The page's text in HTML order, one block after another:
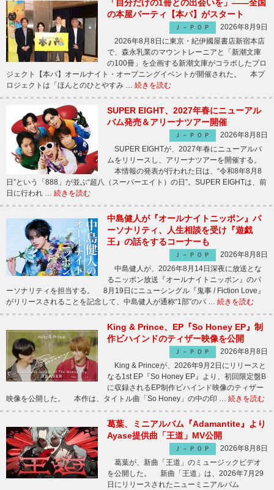
「自分だけの1冊との出会いを」――全国
の本屋パーティ【本パ】がスタート
Ｊ－ＰＯＰ
2026年8月9日
2026年8月8日に東京・紀伊國屋書店新宿本店
で、森永乳業のマウントレーニアと「新潮文庫
の100冊」を企画する新潮文庫がコラボしたプロ
ジェクト【本パ】オールナイト・オープニングイベントが開催された。 本プ
ロジェクトは「ほんとのひとやすみ … 続きを読む
SUPER EIGHT、2027年春にニューアル
バム発売＆アリーナツアー開催
Ｊ－ＰＯＰ
2026年8月8日
SUPER EIGHTが、2027年春にニューアルバ
ムをリリースし、アリーナツアーを開催する。
本情報の発表が行われた日は、“令和8年8月8
日”という「888」が並ぶ“超八（スーパーエイト）の日”。SUPER EIGHTは、前
日に行われ … 続きを読む
中島健人が『オールナイトニッポン』パ
ーソナリティ、人生相談を受け『遊戯
王』の話をするコーナーも
Ｊ－ＰＯＰ
2026年8月8日
中島健人が、2026年8月14日深夜に放送とな
るニッポン放送『オールナイトニッポン』のパ
ーソナリティを担当する。 8月19日にニューシングル『鬼事 / Fiction Love』
がリリースされることを記念して、中島健人が通称“1部”のパ … 続きを読む
King & Prince、EP『So Honey EP』制
作ビハインドのティザー映像を公開
Ｊ－ＰＯＰ
2026年8月8日
King & Princeが、2026年9月2日にリリースと
なる1st EP『So Honey EP』より、初回限定盤B
に収録されるEP制作ビハインド映像のティザー
映像を公開した。 本作は、タイトル曲「So Honey」の中の印 … 続きを読む
葛葉、ミニアルバム『Adamantite』より
Ayase提供曲「王道」MV公開
Ｊ－ＰＯＰ
2026年8月8日
葛葉が、新曲「王道」のミュージックビデオ
を公開した。 新曲「王道」は、2026年7月29
日にリリースされたニューミニアルバム